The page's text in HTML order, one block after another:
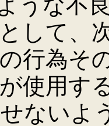
して、
行為そ
使用す
ないよ